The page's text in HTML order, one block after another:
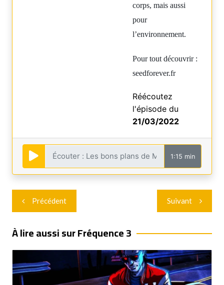
corps, mais aussi
pour
l’environnement.
Pour tout découvrir :
seedforever.fr
Réécoutez
l'épisode du
21/03/2022
1:15 min
Navigation
de
l’article
Précédent Suivant
À lire aussi sur Fréquence 3